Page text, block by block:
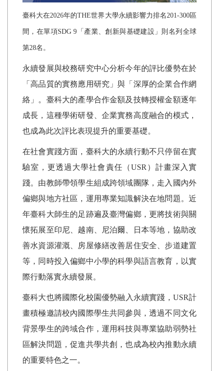
臺科大在2026年的THE世界大學永續影響力排名 201-300區
間，在單項SDG 9 「產業、創新與基礎建設」則名列全球
第28名。
永續發展與校務研究中心分析今年的評比優勢在於
「高品質的實務應用研究」與「深厚的企業合作網
絡」。臺科大的產學合作金額及技轉授權金額逐年
成長，這種學術研發、企業實務高度融合的模式，
也成為此次評比表現提升的重要基礎。
在社會實踐方面，臺科大的永續行動不只停留在實
驗室，更透過大學社會責任（USR ）計畫深入實
踐。由教師帶領學生組成跨領域團隊，走入國內外
偏鄉與地方社區，運用專業知識解決在地問題。近
年臺科大師生的足跡遍及臺灣偏鄉，更將技術與關
懷拓展至印尼、越南、尼泊爾、日本等地，協助改
善水資源灌溉、房屋修繕改善居住安全、步道建置
等，同時投入偏鄉中小學的科學與語言教育，以實
際行動落實永續發展。
臺科大也將國際化校園優勢融入永續實踐， USR計
畫積極邀請校內國際學生共同參與，透過不同文化
背景學生的跨域合作，運用科技與專業協助弱勢社
區解決問題，促進共學共創，也成為校內推動永續
的重要特色之一。